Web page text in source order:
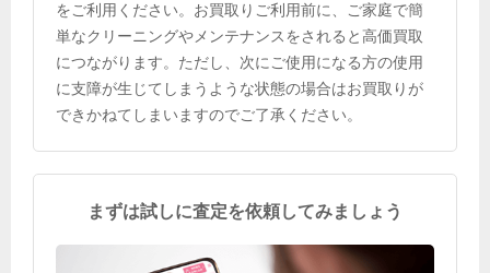
をご利用ください。お買取りご利用前に、ご家庭で簡
単なクリーニングやメンテナンスをされると高価買取
につながります。ただし、次にご使用になる方の使用
に支障が生じてしまうような状態の場合はお買取りが
できかねてしまいますのでご了承ください。
まずは試しに査定を依頼してみましょう